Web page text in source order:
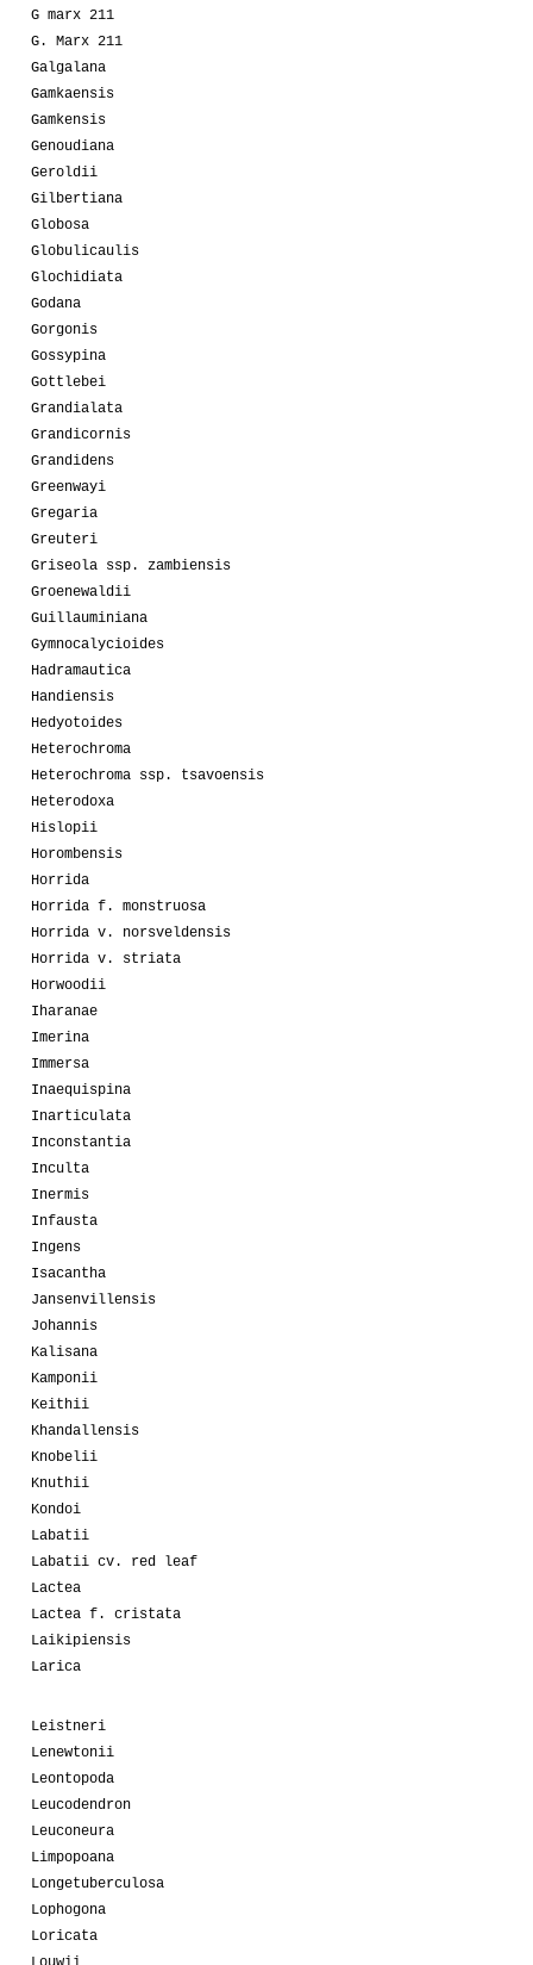
G marx 211
G. Marx 211
Galgalana
Gamkaensis
Gamkensis
Genoudiana
Geroldii
Gilbertiana
Globosa
Globulicaulis
Glochidiata
Godana
Gorgonis
Gossypina
Gottlebei
Grandialata
Grandicornis
Grandidens
Greenwayi
Gregaria
Greuteri
Griseola ssp. zambiensis
Groenewaldii
Guillauminiana
Gymnocalycioides
Hadramautica
Handiensis
Hedyotoides
Heterochroma
Heterochroma ssp. tsavoensis
Heterodoxa
Hislopii
Horombensis
Horrida
Horrida f. monstruosa
Horrida v. norsveldensis
Horrida v. striata
Horwoodii
Iharanae
Imerina
Immersa
Inaequispina
Inarticulata
Inconstantia
Inculta
Inermis
Infausta
Ingens
Isacantha
Jansenvillensis
Johannis
Kalisana
Kamponii
Keithii
Khandallensis
Knobelii
Knuthii
Kondoi
Labatii
Labatii cv. red leaf
Lactea
Lactea f. cristata
Laikipiensis
Larica
Leistneri
Lenewtonii
Leontopoda
Leucodendron
Leuconeura
Limpopoana
Longetuberculosa
Lophogona
Loricata